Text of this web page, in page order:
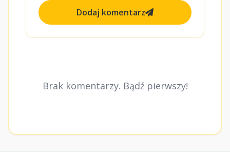
Dodaj komentarz
Brak komentarzy. Bądź pierwszy!